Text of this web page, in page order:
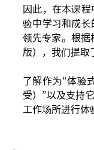
因此，在本课
验中学习和成
领先专家。根
版），我们提取
了解作为“体验
受）”以及支持
工作场所进行体